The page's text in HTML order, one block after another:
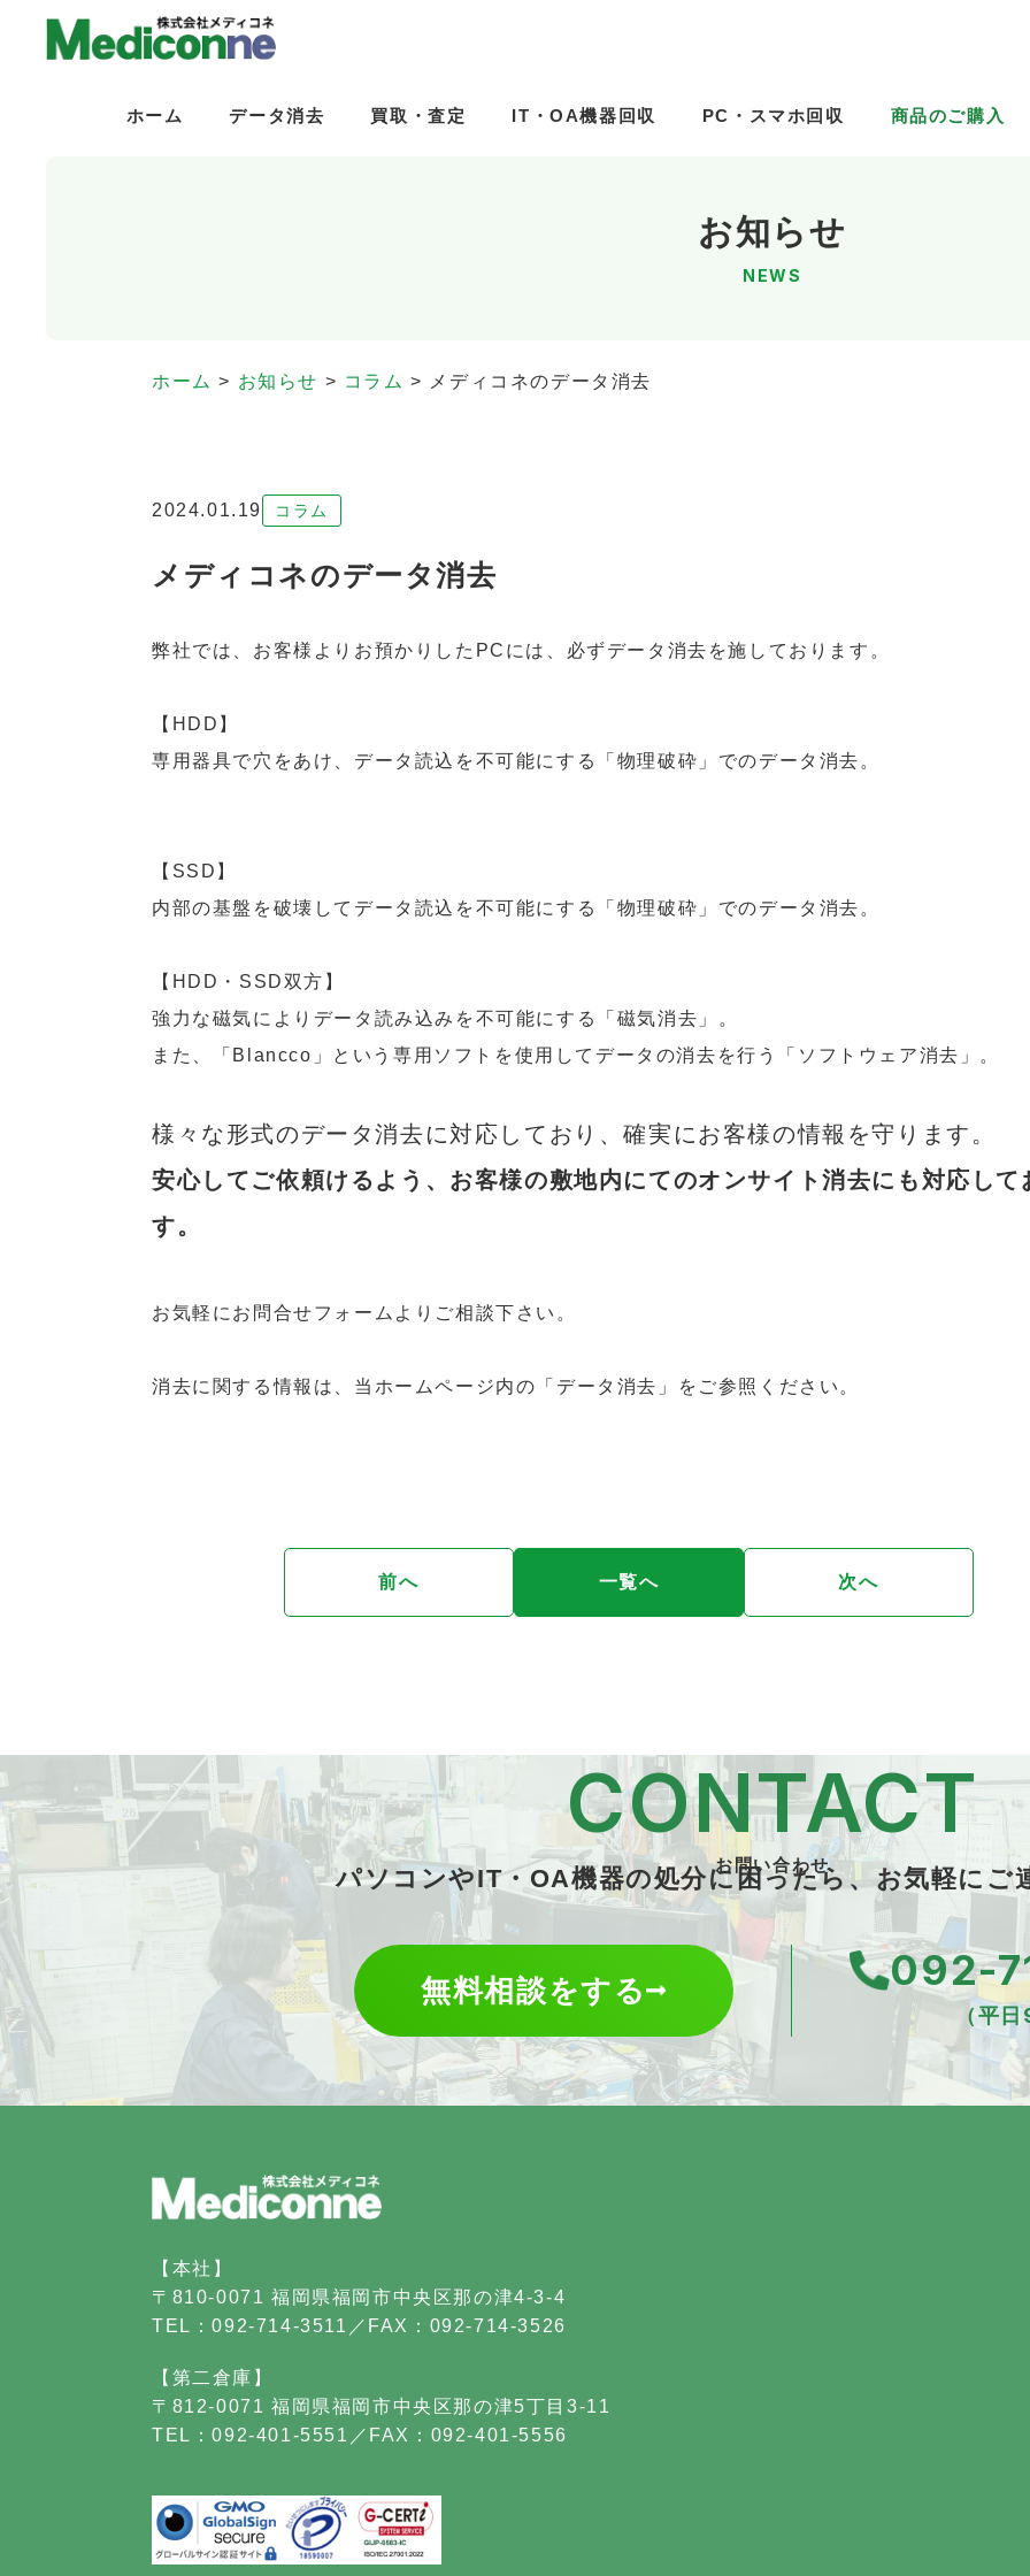
ホーム データ消去 買取・査定 IT・OA機器回収 PC・スマホ回収 商品のご購入
お知らせ
NEWS
ホーム > お知らせ > コラム > メディコネのデータ消去
2024.01.19 コラム
メディコネのデータ消去
弊社では、お客様よりお預かりしたPCには、必ずデータ消去を施しております。
【HDD】
専用器具で穴をあけ、データ読込を不可能にする「物理破砕」でのデータ消去。
【SSD】
内部の基盤を破壊してデータ読込を不可能にする「物理破砕」でのデータ消去。
【HDD・SSD双方】
強力な磁気によりデータ読み込みを不可能にする「磁気消去」。
また、「Blancco」という専用ソフトを使用してデータの消去を行う「ソフトウェア消去」。
様々な形式のデータ消去に対応しており、確実にお客様の情報を守ります。
安心してご依頼けるよう、お客様の敷地内にてのオンサイト消去にも対応して
す。
お気軽にお問合せフォームよりご相談下さい。
消去に関する情報は、当ホームページ内の「 データ消去 」をご参照ください。
前へ 一覧へ 次へ
CONTACT
お問い合わせ
パソコンやIT・OA機器の処分に困ったら、お気軽にご
無料相談をする 092-
（平
【本社】
〒810-0071 福岡県福岡市中央区那の津4-3-4
TEL：092-714-3511／FAX：092-714-3526
【第二倉庫】
〒812-0071 福岡県福岡市中央区那の津5丁目3-11
TEL：092-401-5551／FAX：092-401-5556
ホーム データ消去 買取・査定 IT・OA機器回収 PC・スマホ回収 商品のご購入